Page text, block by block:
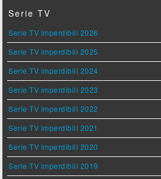
Serie TV
Serie TV imperdibili 2026
Serie TV imperdibili 2025
Serie TV imperdibili 2024
Serie TV imperdibili 2023
Serie TV imperdibili 2022
Serie TV imperdibili 2021
Serie TV imperdibili 2020
Serie TV imperdibili 2019